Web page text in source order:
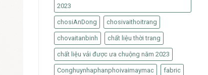
2023
chosiAnDong chosivaithoitrang
chovaitanbinh chất liệu thời trang
chất liệu vải được ưa chuộng năm 2023
Conghuynhaphanphoivaimaymac fabric